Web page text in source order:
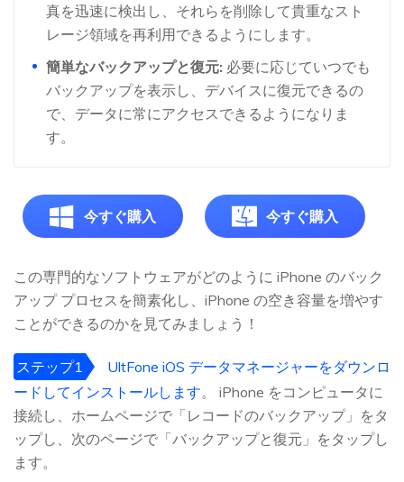
真を迅速に検出し、それらを削除して貴重なスト
レージ領域を再利用できるようにします。
簡単なバックアップと復元: 必要に応じていつでも
バックアップを表示し、デバイスに復元できるの
で、データに常にアクセスできるようになりま
す。
今すぐ購入 今すぐ購入
この専門的なソフトウェアがどのように iPhone のバック
アップ プロセスを簡素化し、iPhone の空き容量を増やす
ことができるのかを見てみましょう！
ステップ1
UltFone iOS データマネージャーをダウンロ
ードしてインストールします。 iPhone をコンピュータに
接続し、ホームページで「レコードのバックアップ」をタ
ップし、次のページで「バックアップと復元」をタップし
ます。